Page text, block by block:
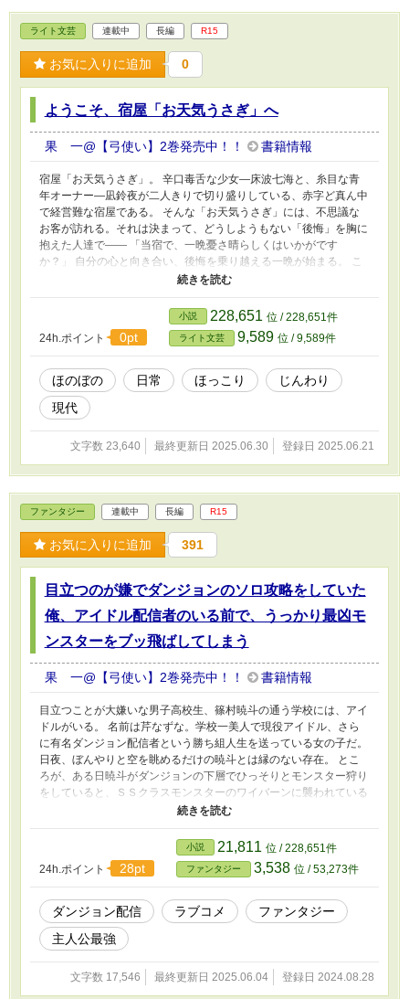
ライト文芸 連載中 長編 R15
お気に入りに追加 0
ようこそ、宿屋「お天気うさぎ」へ
果 一@【弓使い】2巻発売中！！ 書籍情報
宿屋「お天気うさぎ」。 辛口毒舌な少女―床波七海と、糸目な青
年オーナー―凪鈴夜が二人きりで切り盛りしている、赤字ど真ん中
で経営難な宿屋である。 そんな「お天気うさぎ」には、不思議な
お客が訪れる。それは決まって、どうしようもない「後悔」を胸に
抱えた人達で―― 「当宿で、一晩憂さ晴らしくはいかがです
か？」 自分の心と向き合い、後悔を乗り越える一晩が始まる。 こ
れは、「後悔」を抱えた人に寄り添う、ちょっぴりビターで優しい
24h.ポイント 0pt
小説 228,651 位 / 228,651件
ライト文芸 9,589 位 / 9,589件
ほのぼの 日常 ほっこり
じんわり
現代
文字数 23,640 最終更新日 2025.06.30 登録日 2025.06.21
ファンタジー 連載中 長編 R15
お気に入りに追加 391
目立つのが嫌でダンジョンのソロ攻略をしていた
俺、アイドル配信者のいる前で、うっかり最凶モ
ンスターをブッ飛ばしてしまう
果 一@【弓使い】2巻発売中！！ 書籍情報
目立つことが大嫌いな男子高校生、篠村暁斗の通う学校には、アイ
ドルがいる。 名前は芹なずな。学校一美人で現役アイドル、さら
に有名ダンジョン配信者という勝ち組人生を送っている女の子だ。
日夜、ぼんやりと空を眺めるだけの暁斗とは縁のない存在。 とこ
ろが、ある日暁斗がダンジョンの下層でひっそりとモンスター狩り
をしていると、ＳＳクラスモンスターのワイバーンに襲われている
小規模パーティに遭遇する。 この期に及んで「目立ちたくないか
ら」と見捨てるわけにもいかず、暁斗は隠していた実力を解放し
て、ワイバーンを一撃粉砕してしまう。 しかし、近くに倒れてい
たアイドル配信者の芹なずなに目撃されていて―― しかも、その
一部始終は生放送されていて――！？ 《ワイバーン一撃で倒すと
か異次元過ぎｗ》 《さっき見たらツイットーのトレンドに上がっ
てた。これ、明日のネットニュースにも載るっしょ絶対》 SNSで
バズりにバズり、さらには芹なずなにも正体がバレて！？ 暁斗の
陰キャ自由ライフは、瞬く間に崩壊する！ ※本作は小説家になろ
つのが嫌でダンジョンのソロ攻略をしていた俺、アイドル配信者の
24h.ポイント 28pt
小説 21,811 位 / 228,651件
ファンタジー 3,538 位 / 53,273件
ダンジョン配信 ラブコメ
ファンタジー
主人公最強
文字数 17,546 最終更新日 2025.06.04 登録日 2024.08.28